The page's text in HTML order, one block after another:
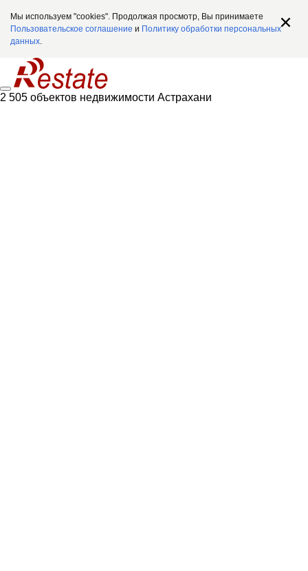
Мы используем "cookies". Продолжая просмотр, Вы принимаете
Пользовательское соглашение и Политику обработки персональных
данных.
2 505 объектов недвижимости Астрахани